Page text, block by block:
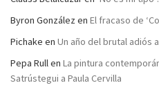
Byron González en El fracaso de
Pichake en Un año del brutal adiós
Pepa Rullen La pintura
Satrústegui a Paula Cervilla